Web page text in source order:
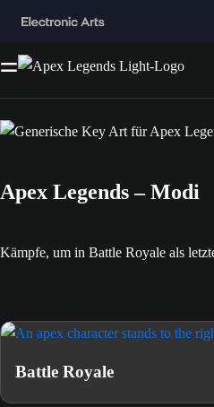
Apex Legends – Modi
Kämpfe, um in Battle Royale als
Battle Royale